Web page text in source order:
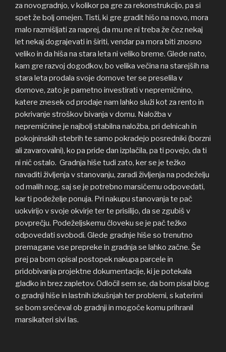
za novogradnjo, v kolikor pa gre za rekonstrukcijo, pa si
spet že bolj omejen. Tisti, ki gre gradit hišo na novo, mora
malo razmišljati za naprej, da mu ne ni treba že čez nekaj
let nekaj dograjevati in širiti, vendar pa mora biti znosno
veliko in da hiša na stara leta ni veliko breme. Glede nato,
kam gre razvoj dogodkov, bo velika večina na starejših na
stara leta prodala svoje domove ter se preselila v
domove, zato je pametno investirati v nepremičnino,
katere znesek od prodaje nam lahko služi kot za rento in
pokrivanje stroškov bivanja v domu. Naložba v
nepremičnine je najbolj stabilna naložba, pri delnicah in
pokojninskih stebrih te samo pokradejo posredniki (borzni
ali zavarovalni), ko pa pride dan izplačila, pa ti povejo, da ti
ni nič ostalo. Gradnja hiše tudi zato, ker se je težko
navaditi življenja v stanovanju, zaradi življenja na podeželju
od malih nog, saj se je potrebno marsičemu odpovedati,
kar ti podeželje ponuja. Pri nakupu stanovanja te pač
uokvirijo v svoje okvirje ter te prisilijo, da se zgubiš v
povprečju. Podeželjskemu človeku se je pač težko
odpovedati svobodi. Glede gradnje hiše so trenutno
premagane vse prepreke in gradnja se lahko začne. Še
prej pa bom opisal postopek nakupa parcele in
pridobivanja projektne dokumentacije, ki je potekala
gladko in brez zapletov. Odločil sem se, da bom pisal blog
o gradnji hiše in lastnih izkušnjah ter problemi, s katerimi
se bom srečeval ob gradnji in mogoče komu prihranil
marsikateri sivi las.